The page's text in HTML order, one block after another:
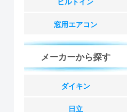
ビルトイン
窓用エアコン
メーカーから探す
ダイキン
日立